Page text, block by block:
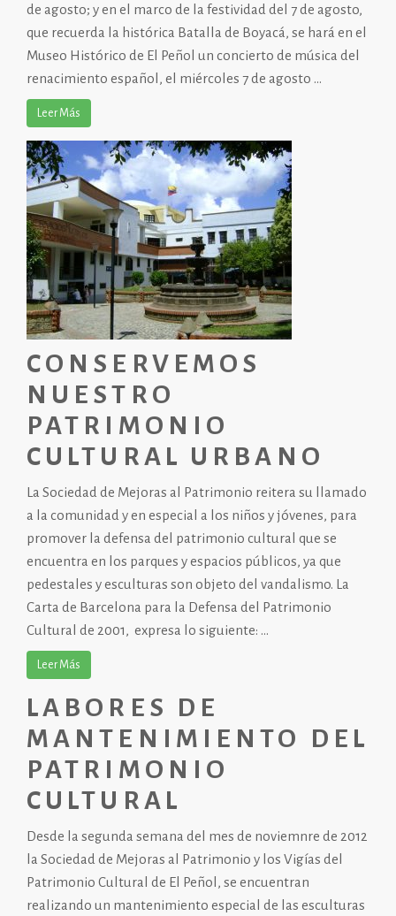
de agosto; y en el marco de la festividad del 7 de agosto,
que recuerda la histórica Batalla de Boyacá, se hará en el
Museo Histórico de El Peñol un concierto de música del
renacimiento español, el miércoles 7 de agosto ...
Leer Más
CONSERVEMOS
NUESTRO
PATRIMONIO
CULTURAL URBANO
La Sociedad de Mejoras al Patrimonio reitera su llamado
a la comunidad y en especial a los niños y jóvenes, para
promover la defensa del patrimonio cultural que se
encuentra en los parques y espacios públicos, ya que
pedestales y esculturas son objeto del vandalismo. La
Carta de Barcelona para la Defensa del Patrimonio
Cultural de 2001, expresa lo siguiente: ...
Leer Más
LABORES DE
MANTENIMIENTO DEL
PATRIMONIO
CULTURAL
Desde la segunda semana del mes de noviemnre de 2012
la Sociedad de Mejoras al Patrimonio y los Vigías del
Patrimonio Cultural de El Peñol, se encuentran
realizando un mantenimiento especial de las esculturas